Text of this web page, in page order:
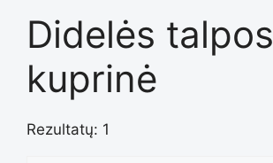
Didelės talpos
kuprinė
Rezultatų: 1